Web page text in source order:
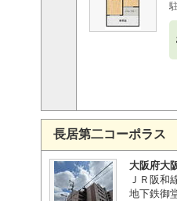
長居第二コーポラス
大阪府大
ＪＲ阪和
地下鉄御